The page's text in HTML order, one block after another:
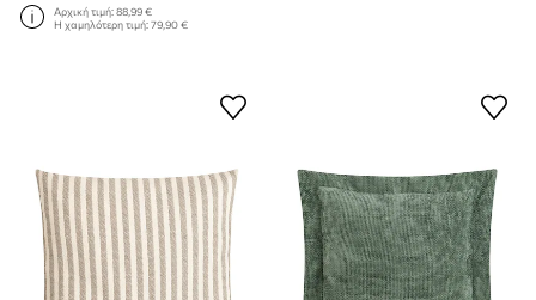
Αρχική τιμή:88,99 €
Η χαμηλότερη τιμή:79,90 €